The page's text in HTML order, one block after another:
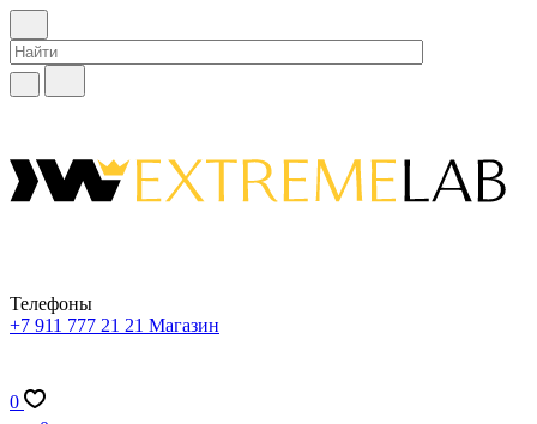
Телефоны
+7 911 777 21 21 Магазин
0